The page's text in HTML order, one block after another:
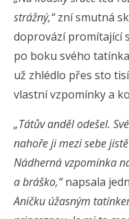
strážný,“zní smutná
doprovází promítající
po boku svého
už zhlédlo přes sto
vlastní vzpomínky a
„Tátův anděl odešel.
nahoře ji mezi sebe
Nádherná vzpomínka
a bráško,“napsala
Aničku úžasným